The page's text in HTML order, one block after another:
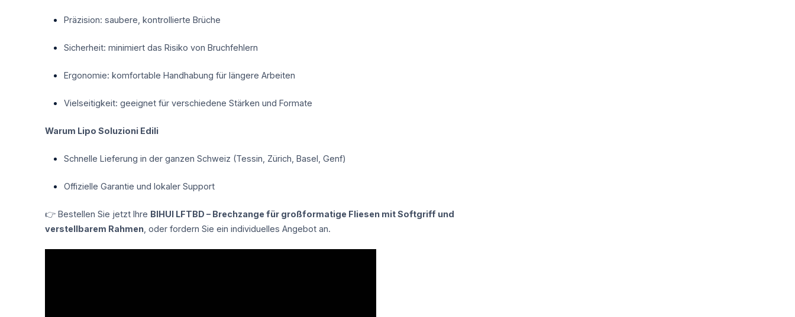
Präzision: saubere, kontrollierte Brüche
Sicherheit: minimiert das Risiko von Bruchfehlern
Ergonomie: komfortable Handhabung für längere Arbeiten
Vielseitigkeit: geeignet für verschiedene Stärken und Formate
Warum Lipo Soluzioni Edili
Schnelle Lieferung in der ganzen Schweiz (Tessin, Zürich, Basel, Genf)
Offizielle Garantie und lokaler Support
👉 Bestellen Sie jetzt Ihre BIHUI LFTBD – Brechzange für großformatige Fliesen mit Softgriff und
verstellbarem Rahmen , oder fordern Sie ein individuelles Angebot an.